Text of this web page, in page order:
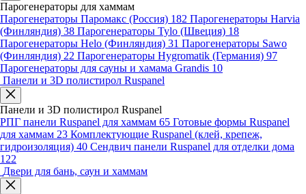
Парогенераторы для хаммам
Парогенераторы Паромакс (Россия) 182 Парогенераторы Harvia
(Финляндия) 38 Парогенераторы Tylo (Швеция) 18
Парогенераторы Helo (Финляндия) 31 Парогенераторы Sawo
(Финляндия) 22 Парогенераторы Hygromatik (Германия) 97
Парогенераторы для сауны и хамама Grandis 10
Панели и 3D полистирол Ruspanel
Панели и 3D полистирол Ruspanel
РПГ панели Ruspanel для хаммам 65 Готовые формы Ruspanel
для хаммам 23 Комплектующие Ruspanel (клей, крепеж,
гидроизоляция) 40 Сендвич панели Ruspanel для отделки дома
122
Двери для бань, саун и хаммам